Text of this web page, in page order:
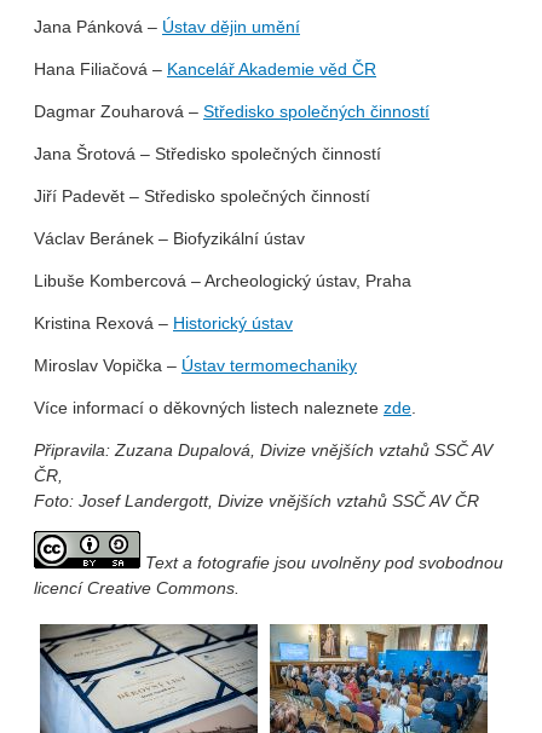
Jana Pánková – Ústav dějin umění
Hana Filiačová – Kancelář Akademie věd ČR
Dagmar Zouharová – Středisko společných činností
Jana Šrotová – Středisko společných činností
Jiří Padevět – Středisko společných činností
Václav Beránek – Biofyzikální ústav
Libuše Kombercová – Archeologický ústav, Praha
Kristina Rexová – Historický ústav
Miroslav Vopička – Ústav termomechaniky
Více informací o děkovných listech naleznete zde.
Připravila: Zuzana Dupalová, Divize vnějších vztahů SSČ AV
ČR,
Foto: Josef Landergott, Divize vnějších vztahů SSČ AV ČR
Text a fotografie jsou uvolněny pod svobodnou
licencí Creative Commons.